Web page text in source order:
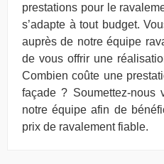
prestations pour le
s’adapte à tout budget.
auprès de notre équipe
de vous offrir une
Combien coûte une
façade ? Soumettez-nous
notre équipe afin de
prix de ravalement fiable.